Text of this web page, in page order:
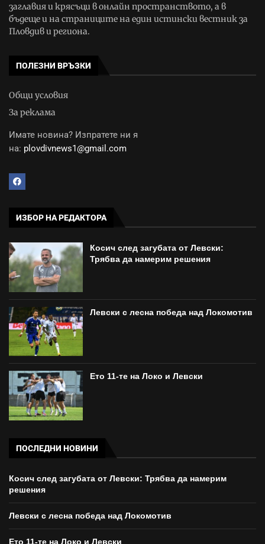
заглавия и крясъци в онлайн пространството, а в
бъдеще и на страниците на един истински вестник за
Пловдив и региона.
ПОЛЕЗНИ ВРЪЗКИ
Общи условия
За реклама
Имате новина? Изпратете ни я
на: plovdivnews1@gmail.com
ИЗБОР НА РЕДАКТОРА
Косич след загубата от Левски:
Трябва да намерим решения
Левски с лесна победа над Локомотив
Ето 11-те на Локо и Левски
ПОСЛЕДНИ НОВИНИ
Косич след загубата от Левски: Трябва да намерим
решения
Левски с лесна победа над Локомотив
Ето 11-те на Локо и Левски